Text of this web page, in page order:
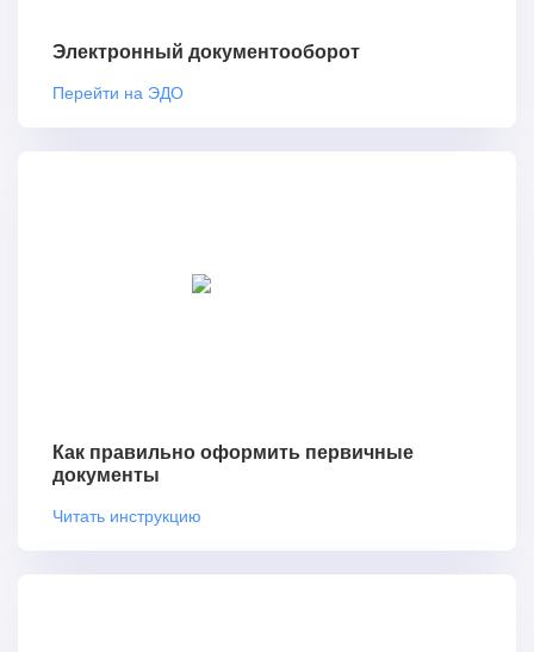
Электронный документооборот
Перейти на ЭДО
Как правильно оформить первичные
документы
Читать инструкцию